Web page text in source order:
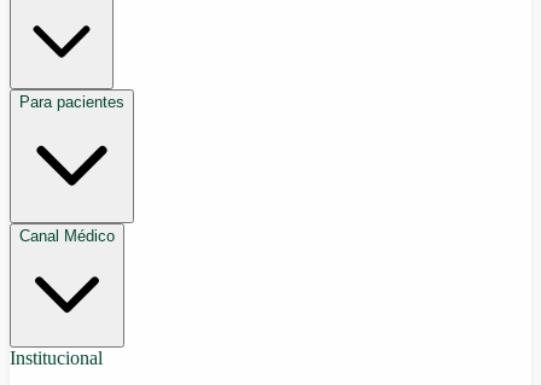
Para pacientes
Canal Médico
Institucional